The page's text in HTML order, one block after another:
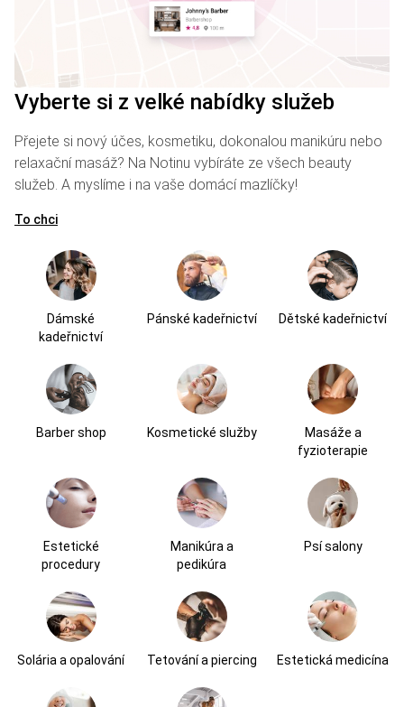
Vyberte si z velké nabídky služeb
Přejete si nový účes, kosmetiku, dokonalou manikúru nebo
relaxační masáž? Na Notinu vybíráte ze všech beauty
služeb. A myslíme i na vaše domácí mazlíčky!
To chci
Dámské
kadeřnictví
Pánské kadeřnictví Dětské kadeřnictví
Barber shop Kosmetické služby
Masáže a
fyzioterapie
Estetické
procedury
Manikúra a
pedikúra
Psí salony
Solária a opalování Tetování a piercing Estetická medicína